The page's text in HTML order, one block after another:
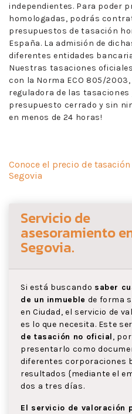
independientes. Para poder
homologadas, podrás
presupuestos de tasación
España. La admisión de
diferentes entidades
Nuestras tasaciones
con la Norma ECO 805/
reguladora de las tasaciones
presupuesto cerrado y sin
en menos de 24 horas!
Conoce el precio de
Segovia
Servicio de
asesoramiento
Segovia.
Si está buscando saber
de un inmueble de forma
en Ciudad, el servicio de
es lo que necesita. Este
de tasación no oficial,
presentarlo como
diferentes corporaciones
resultados {mediante el
dos a tres días.
El servicio de valoración